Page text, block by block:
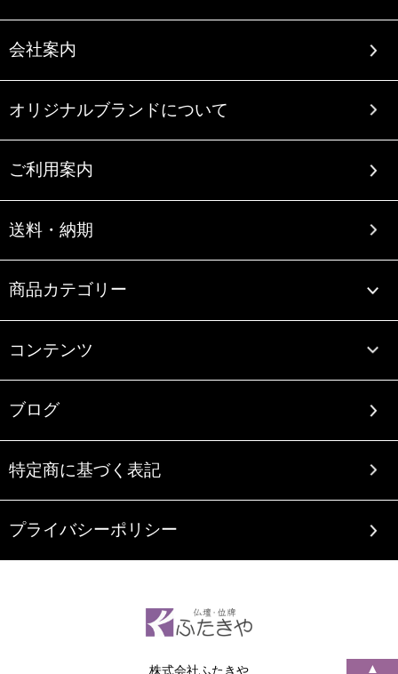
会社案内
オリジナルブランドについて
ご利用案内
送料・納期
商品カテゴリー
コンテンツ
ブログ
特定商に基づく表記
プライバシーポリシー
株式会社ふたきや ▲